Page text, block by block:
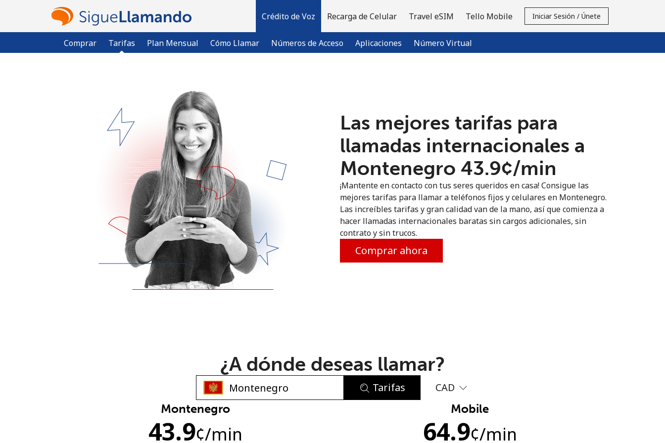
Crédito de Voz
Comprar Tarifas Plan Mensual Cómo Llamar Números de Acceso Aplicaciones Número Virtual
Recarga de Celular Travel eSIM Tello Mobile Iniciar Sesión / Únete
Inicia sesión →
Regístrate con
Una letra mayúscula y una minúscula
Las mejores tarifas para
llamadas internacionales a
Montenegro ⁦43.9¢⁩/min
¡Mantente en contacto con tus seres queridos en casa! Consigue las
mejores tarifas para llamar a teléfonos fijos y celulares en Montenegro.
Las increíbles tarifas y gran calidad van de la mano, así que comienza a
hacer llamadas internacionales baratas sin cargos adicionales, sin
contrato y sin trucos.
Comprar ahora
¿A dónde deseas llamar?
Tarifas CAD
Montenegro
43.9¢/min
Mobile
64.9¢/min